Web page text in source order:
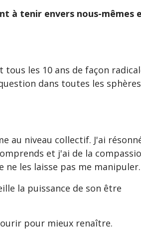
à tenir envers nous-mêmes
les 10 ans de façon
dans toutes les
au niveau collectif. J'ai
et j'ai de la
ne les laisse pas me manipuler.
la puissance de son être
pour mieux renaître.